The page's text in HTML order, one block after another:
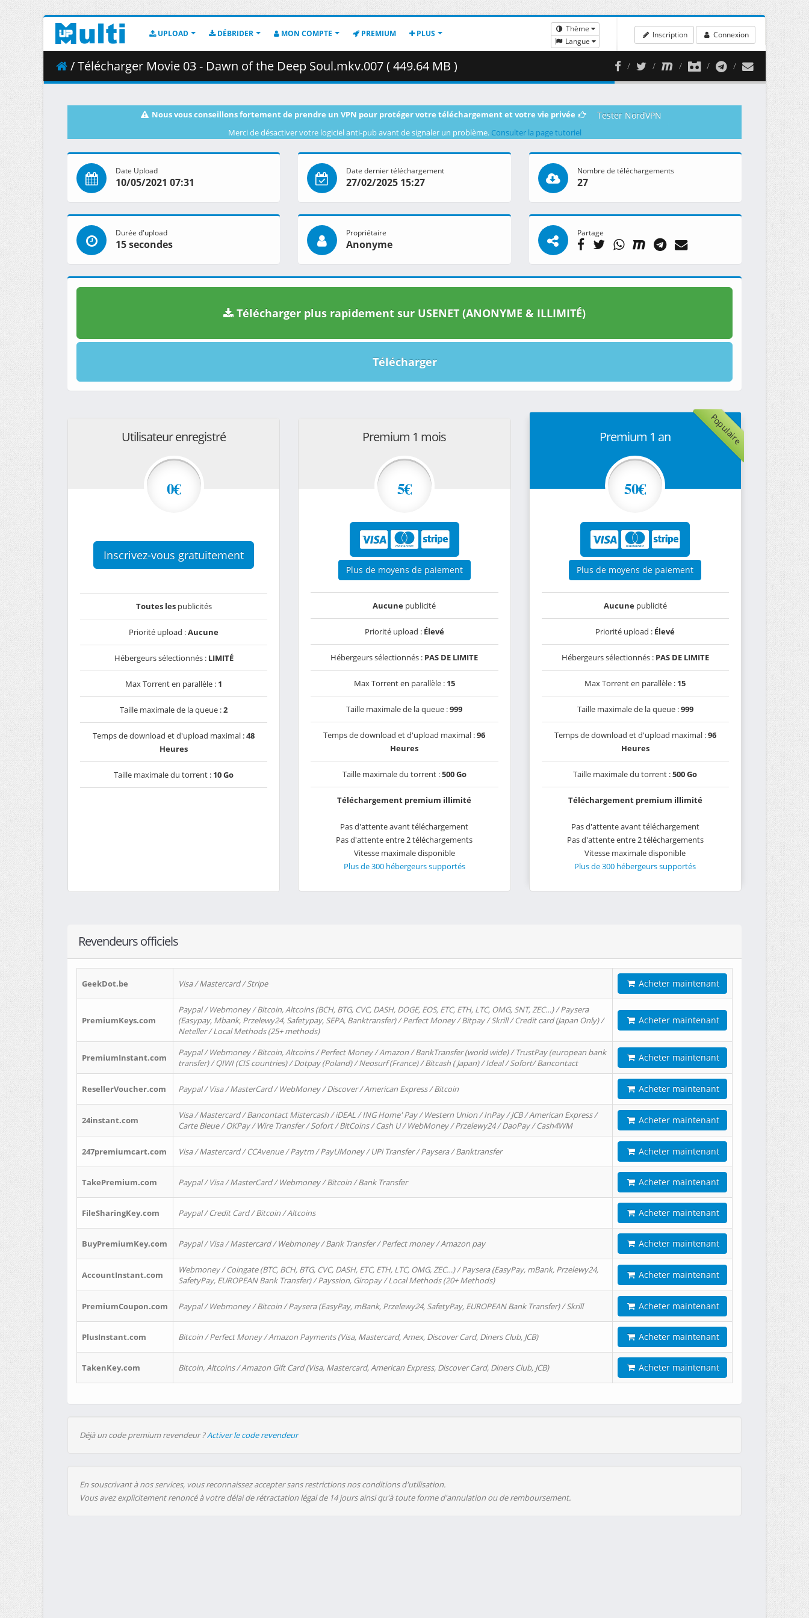
UPLOAD DÉBRIDER MON COMPTE PREMIUM PLUS
Thème
Langue
Inscription Connexion
/ Télécharger Movie 03 - Dawn of the Deep Soul.mkv.007 ( 449.64 MB )
Nous vous conseillons fortement de prendre un VPN pour protéger votre téléchargement et votre vie privée Tester NordVPN
Merci de désactiver votre logiciel anti-pub avant de signaler un problème. Consulter la page tutoriel
Date Upload
10/05/2021 07:31
Date dernier téléchargement
27/02/2025 15:27
Nombre de téléchargements
27
Durée d'upload
15 secondes
Propriétaire
Anonyme
Partage
Télécharger plus rapidement sur USENET (ANONYME & ILLIMITÉ)
Télécharger
Utilisateur enregistré
0€
Inscrivez-vous gratuitement
Toutes lespublicités
Priorité upload :Aucune
Hébergeurs sélectionnés : LIMITÉ
Max Torrent en parallèle : 1
Taille maximale de la queue :2
Temps de download et d'upload maximal :48
Heures
Taille maximale du torrent : 10 Go
Premium 1 mois
5€
Plus de moyens de paiement
Aucune publicité
Priorité upload : Élevé
Hébergeurs sélectionnés : PAS DE LIMITE
Max Torrent en parallèle : 15
Taille maximale de la queue :999
Temps de download et d'upload maximal :96
Heures
Taille maximale du torrent :500 Go
Téléchargement premium illimité
Pas d'attente avant téléchargement
Pas d'attente entre 2 téléchargements
Vitesse maximale disponible
Plus de 300 hébergeurs supportés
Populaire
Premium 1 an
50€
Plus de moyens de paiement
Aucunepublicité
Priorité upload : Élevé
Hébergeurs sélectionnés : PAS DE LIMITE
Max Torrent en parallèle : 15
Taille maximale de la queue :999
Temps de download et d'upload maximal :96
Heures
Taille maximale du torrent :500 Go
Téléchargement premium illimité
Pas d'attente avant téléchargement
Pas d'attente entre 2 téléchargements
Vitesse maximale disponible
Plus de 300 hébergeurs supportés
Revendeurs officiels
GeekDot.be Visa / Mastercard / Stripe Acheter maintenant
PremiumKeys.com
Paypal / Webmoney / Bitcoin, Altcoins (BCH, BTG, CVC, DASH, DOGE, EOS, ETC, ETH, LTC, OMG, SNT, ZEC…) / Paysera
(Easypay, Mbank, Przelewy24, Safetypay, SEPA, Banktransfer) / Perfect Money / Bitpay / Skrill / Credit card (Japan Only) /
Neteller / Local Methods (25+ methods)
Acheter maintenant
PremiumInstant.com
Paypal / Webmoney / Bitcoin, Altcoins / Perfect Money / Amazon / BankTransfer (world wide) / TrustPay (european bank
transfer) / QIWI (CIS countries) / Dotpay (Poland) / Neosurf (France) / Bitcash ( Japan) / Ideal / Sofort/ Bancontact
Acheter maintenant
ResellerVoucher.com Paypal / Visa / MasterCard / WebMoney / Discover / American Express / Bitcoin Acheter maintenant
24instant.com
Visa / Mastercard / Bancontact Mistercash / iDEAL / ING Home' Pay / Western Union / InPay / JCB / American Express /
Carte Bleue / OKPay / Wire Transfer / Sofort / BitCoins / Cash U / WebMoney / Przelewy24 / DaoPay / Cash4WM
Acheter maintenant
247premiumcart.com Visa / Mastercard / CCAvenue / Paytm / PayUMoney / UPi Transfer / Paysera / Banktransfer Acheter maintenant
TakePremium.com Paypal / Visa / MasterCard / Webmoney / Bitcoin / Bank Transfer Acheter maintenant
FileSharingKey.com Paypal / Credit Card / Bitcoin / Altcoins Acheter maintenant
BuyPremiumKey.com Paypal / Visa / Mastercard / Webmoney / Bank Transfer / Perfect money / Amazon pay Acheter maintenant
AccountInstant.com
Webmoney / Coingate (BTC, BCH, BTG, CVC, DASH, ETC, ETH, LTC, OMG, ZEC…) / Paysera (EasyPay, mBank, Przelewy24,
SafetyPay, EUROPEAN Bank Transfer) / Payssion, Giropay / Local Methods (20+ Methods)
Acheter maintenant
PremiumCoupon.com Paypal / Webmoney / Bitcoin / Paysera (EasyPay, mBank, Przelewy24, SafetyPay, EUROPEAN Bank Transfer) / Skrill Acheter maintenant
PlusInstant.com Bitcoin / Perfect Money / Amazon Payments (Visa, Mastercard, Amex, Discover Card, Diners Club, JCB) Acheter maintenant
TakenKey.com Bitcoin, Altcoins / Amazon Gift Card (Visa, Mastercard, American Express, Discover Card, Diners Club, JCB) Acheter maintenant
Déjà un code premium revendeur ?Activer le code revendeur
En souscrivant à nos services, vous reconnaissez accepter sans restrictions nos conditions d'utilisation.
Vous avez explicitement renoncé à votre délai de rétractation légal de 14 jours ainsi qu'à toute forme d'annulation ou de remboursement.